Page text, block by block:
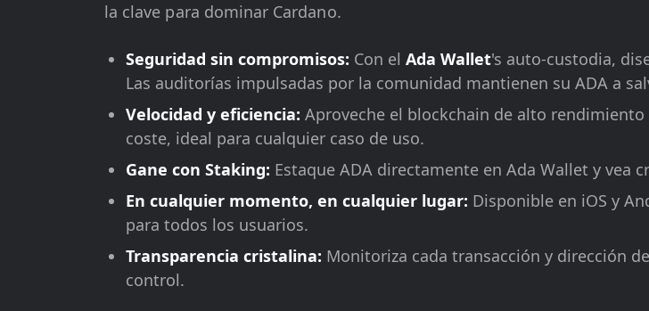
la clave para dominar Cardano.
Seguridad sin compromisos: Con el Ada Wallet's auto-custodia,
Las auditorías impulsadas por la comunidad mantienen su ADA a
Velocidad y eficiencia: Aproveche el blockchain de alto
coste, ideal para cualquier caso de uso.
Gane con Staking: Estaque ADA directamente en Ada Wallet y vea
En cualquier momento, en cualquier lugar: Disponible en iOS y
para todos los usuarios.
Transparencia cristalina: Monitoriza cada transacción y dirección
control.